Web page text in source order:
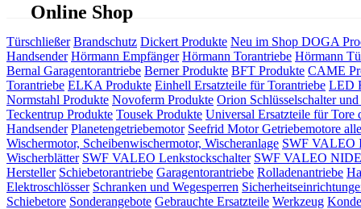
Online Shop
Türschließer Brandschutz Dickert Produkte Neu im Shop DOGA
Handsender Hörmann Empfänger Hörmann Torantriebe Hörmann
Bernal Garagentorantriebe Berner Produkte BFT Produkte CAME
Torantriebe ELKA Produkte Einhell Ersatzteile für Torantriebe LED
Normstahl Produkte Novoferm Produkte Orion Schlüsselschalter und
Teckentrup Produkte Tousek Produkte Universal Ersatzteile für Tore
Handsender Planetengetriebemotor Seefrid Motor Getriebemotore
Wischermotor, Scheibenwischermotor, Wischeranlage SWF VALEO
Wischerblätter SWF VALEO Lenkstockschalter SWF VALEO
Hersteller Schiebetorantriebe Garagentorantriebe Rolladenantriebe
Elektroschlösser Schranken und Wegesperren
Schiebetore Sonderangebote Gebrauchte Ersatzteile Werkzeug